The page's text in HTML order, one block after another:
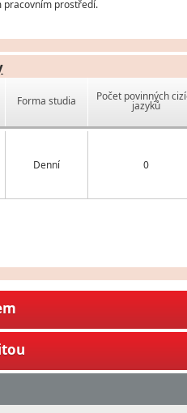
pracovním prostředí.
Forma studia Počet povinných
jazyků
Denní 0